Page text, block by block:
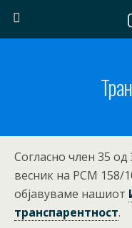
Согласно член 35
весник на РСМ 158/
објавуваме нашиoт
транспарентност.